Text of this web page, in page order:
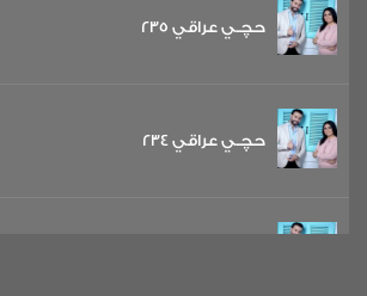
حچـي عراقي 235
حچـي عراقي 234